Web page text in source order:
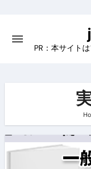
content
PR：本サイト